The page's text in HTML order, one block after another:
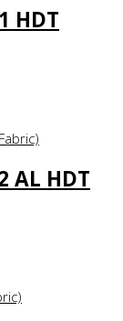
HDT
AL HDT